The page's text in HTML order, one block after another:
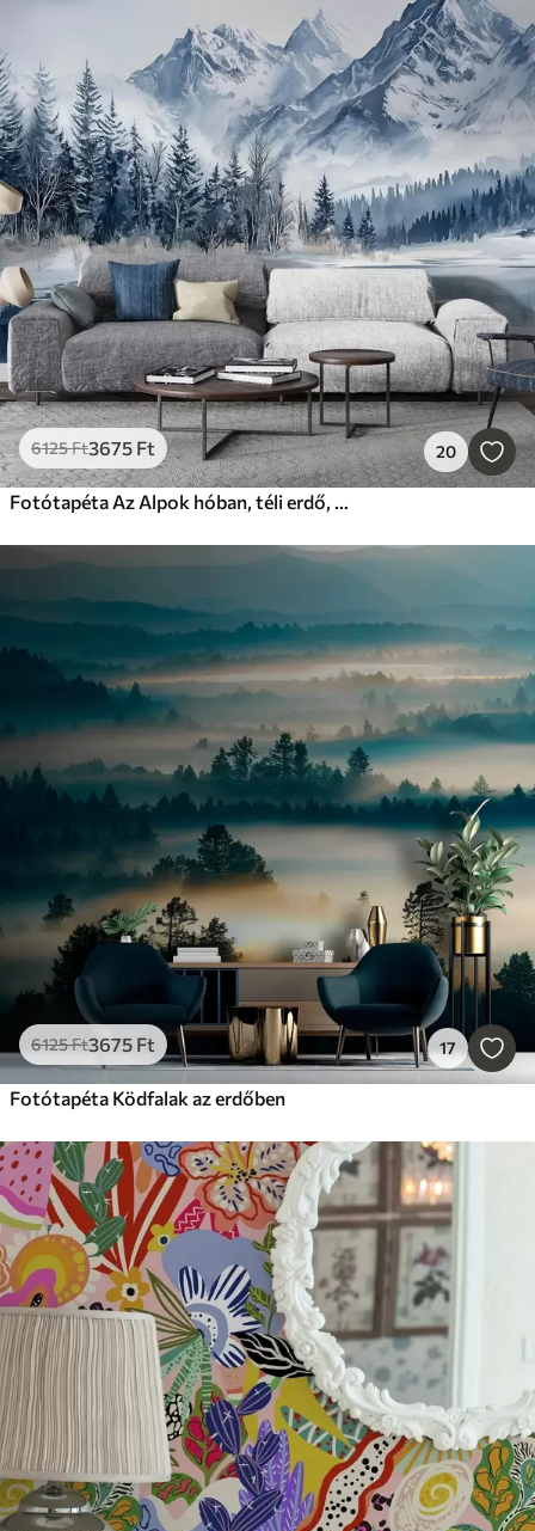
6125Ft3675 Ft 20
Fotótapéta Az Alpok hóban, téli erdő, befagyott tó, kék színpaletta
6125Ft3675 Ft 17
Fotótapéta Ködfalak az erdőben